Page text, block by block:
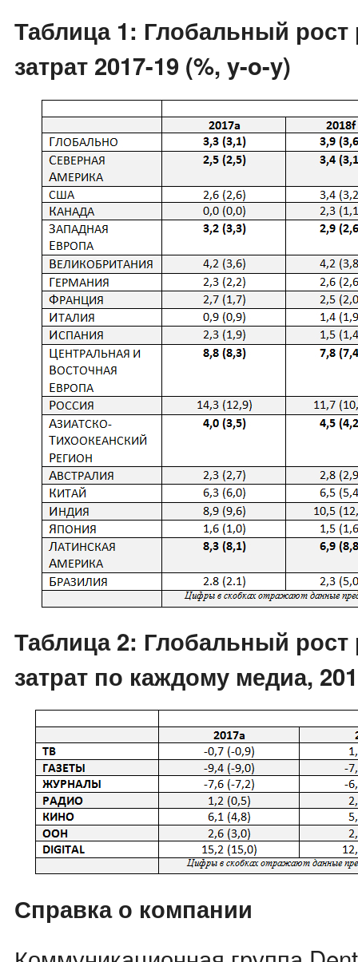
Таблица 1: Глобальный
затрат 2017-19 (%, y-o-y)
Таблица 2: Глобальный
затрат по каждому медиа,
Справка о компании